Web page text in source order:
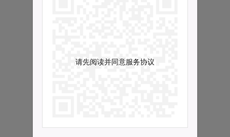
请先阅读并同意服务协议